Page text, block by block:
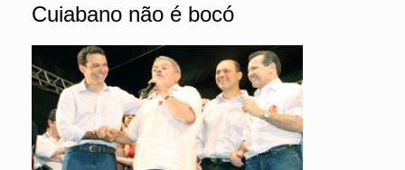
Cuiabano não é bocó